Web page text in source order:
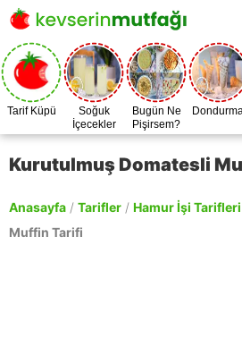
Tarif Küpü
Soğuk
İçecekler
Bugün Ne
Pişirsem?
Kurutulmuş Domatesli
Anasayfa / Tarifler / Hamur İşi Tarifleri
Muffin Tarifi